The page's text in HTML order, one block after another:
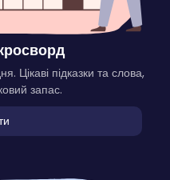
Цікаві підказки та слова,
запас.